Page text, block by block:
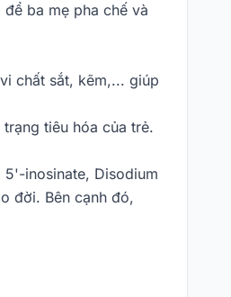
ba mẹ pha chế và
chất sắt, kẽm,... giúp
tiêu hóa của trẻ.
inosinate, Disodium
đời. Bên cạnh đó,